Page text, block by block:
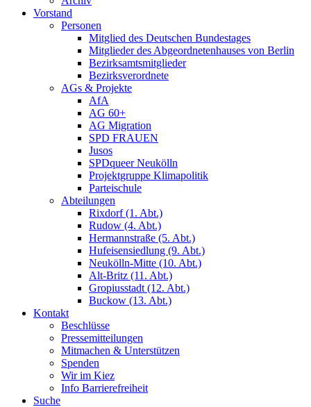
Vorstand
Personen
Mitglied des Deutschen Bundestages
Mitglieder des Abgeordnetenhauses von Berlin
Bezirksamtsmitglieder
Bezirksverordnete
AGs & Projekte
AfA
AG 60+
AG Migration
SPD FRAUEN
Jusos
SPDqueer Neukölln
Projektgruppe Klimapolitik
Parteischule
Abteilungen
Rixdorf (1. Abt.)
Rudow (4. Abt.)
Hermannstraße (5. Abt.)
Hufeisensiedlung (9. Abt.)
Neukölln-Mitte (10. Abt.)
Alt-Britz (11. Abt.)
Gropiusstadt (12. Abt.)
Buckow (13. Abt.)
Kontakt
Beschlüsse
Pressemitteilungen
Mitmachen & Unterstützen
Spenden
Wir im Kiez
Info Barrierefreiheit
Suche